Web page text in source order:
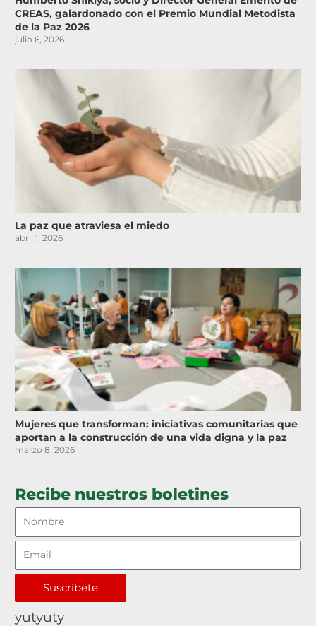
CREAS, galardonado con el Premio Mundial Metodista
de la Paz 2026
julio 6, 2026
La paz que atraviesa el miedo
abril 1, 2026
Mujeres que transforman: iniciativas comunitarias que
aportan a la construcción de una vida digna y la paz
marzo 8, 2026
Recibe nuestros boletines
Suscríbete
yutyuty